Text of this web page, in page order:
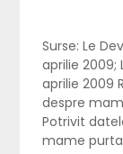
Surse: Le
aprilie 2009;
aprilie 2009
despre
Potrivit
mame